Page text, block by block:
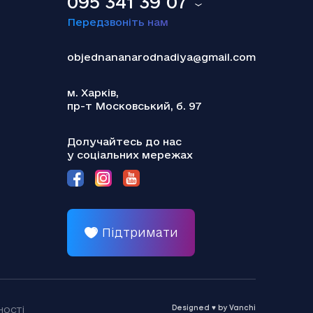
стала українська дівчинка
Активи РФ: Туск заявив про
Передзвоніть нам
objednananarodnadiya@gmail.com
м. Харків,
пр-т Московський, б. 97
Долучайтесь до нас
у соціальних мережах
Підтримати
Designed ♥ by Vanchi